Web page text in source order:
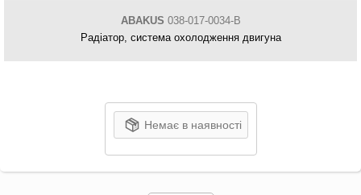
ABAKUS 038-017-0034-B
Радіатор, система охолодження двигуна
Немає в наявності